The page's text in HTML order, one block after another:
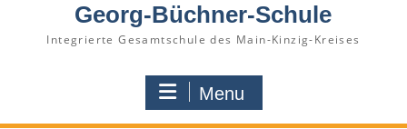
Georg-Büchner-Schule
Integrierte Gesamtschule des Main-Kinzig-Kreises
Menu